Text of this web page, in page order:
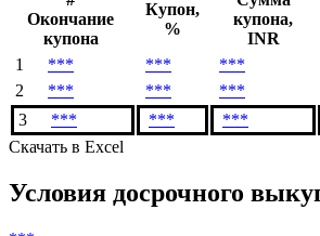
Денежный поток
#
Окончание
купона
Купон,
%
Сумма
купона,
INR
1
*** *** ***
3
*** *** ***